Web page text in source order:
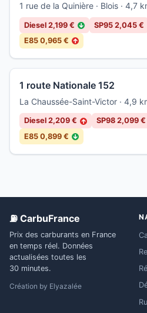
1 rue de la Quinière · Blois · 4,7
Diesel 2,199 € ↓ SP95 2,045 €
E85 0,965 € ↑
1 route Nationale 152
La Chaussée-Saint-Victor · 4,9
Diesel 2,209 € ↑ SP98 2,099 €
E85 0,899 € ↓
⛽ CarbuFrance
Prix des carburants en France
en temps réel. Données
actualisées toutes les
30 minutes.
Création by Elyazalée